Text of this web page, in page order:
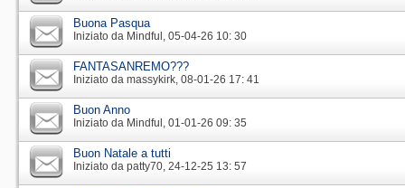
Buona Pasqua
Iniziato da Mindful‎, 05-04-26 10: 30
FANTASANREMO???
Iniziato da massykirk‎, 08-01-26 17: 41
Buon Anno
Iniziato da Mindful‎, 01-01-26 09: 35
Buon Natale a tutti
Iniziato da patty70‎, 24-12-25 13: 57